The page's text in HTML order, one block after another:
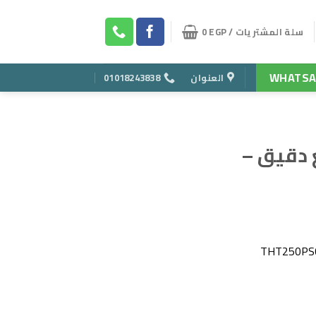
سلة المشتريات / 0EGP
العنوان 01018243838
قطع دقيق –